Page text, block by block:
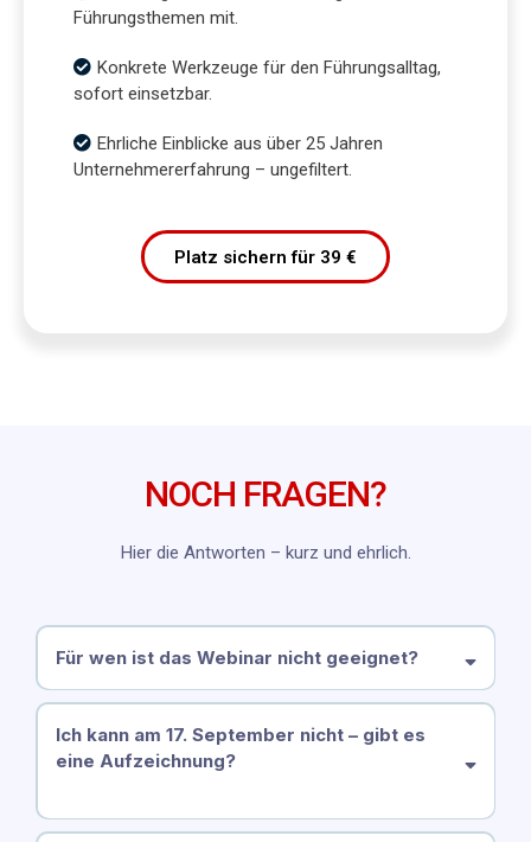
Führungsthemen mit.
Konkrete Werkzeuge für den Führungsalltag,
sofort einsetzbar.
Ehrliche Einblicke aus über 25 Jahren
Unternehmererfahrung – ungefiltert.
Platz sichern für 39 €
NOCH FRAGEN?
Hier die Antworten – kurz und ehrlich.
Für wen ist das Webinar nicht geeignet?
Ich kann am 17. September nicht – gibt es
eine Aufzeichnung?